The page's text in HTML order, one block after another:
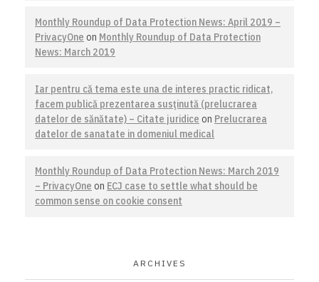
Monthly Roundup of Data Protection News: April 2019 –
PrivacyOne on Monthly Roundup of Data Protection
News: March 2019
Iar pentru că tema este una de interes practic ridicat,
facem publică prezentarea susţinută (prelucrarea
datelor de sănătate) – Citate juridice on Prelucrarea
datelor de sanatate in domeniul medical
Monthly Roundup of Data Protection News: March 2019
– PrivacyOne on ECJ case to settle what should be
common sense on cookie consent
ARCHIVES